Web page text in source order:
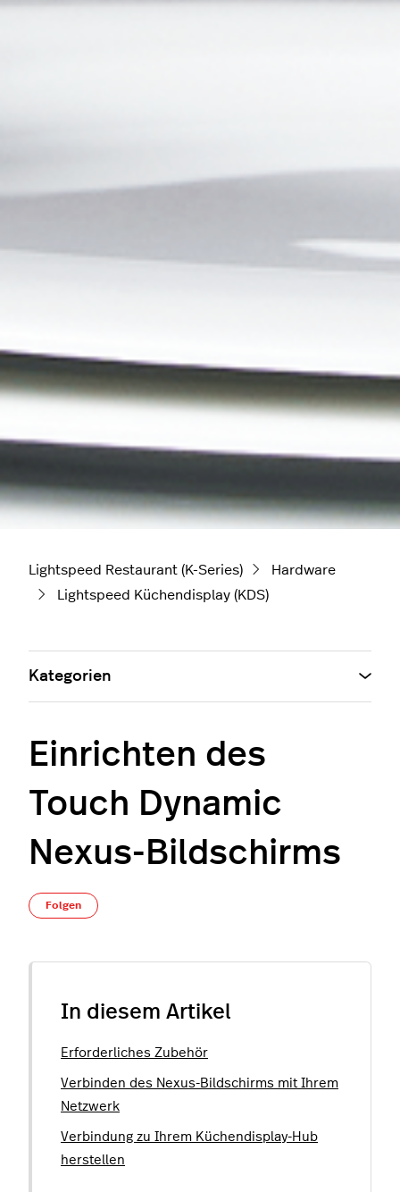
Lightspeed Restaurant (K-Series)
Hardware
Lightspeed Küchendisplay (KDS)
Einrichten des
Touch Dynamic
Nexus-Bildschirms
Folgen
In diesem Artikel
Erforderliches Zubehör
Verbinden des Nexus-Bildschirms mit Ihrem
Netzwerk
Verbindung zu Ihrem Küchendisplay-Hub
herstellen
Kategorien